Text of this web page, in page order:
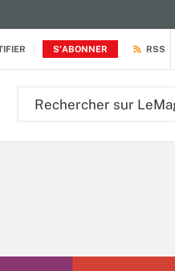
S'ABONNER RSS